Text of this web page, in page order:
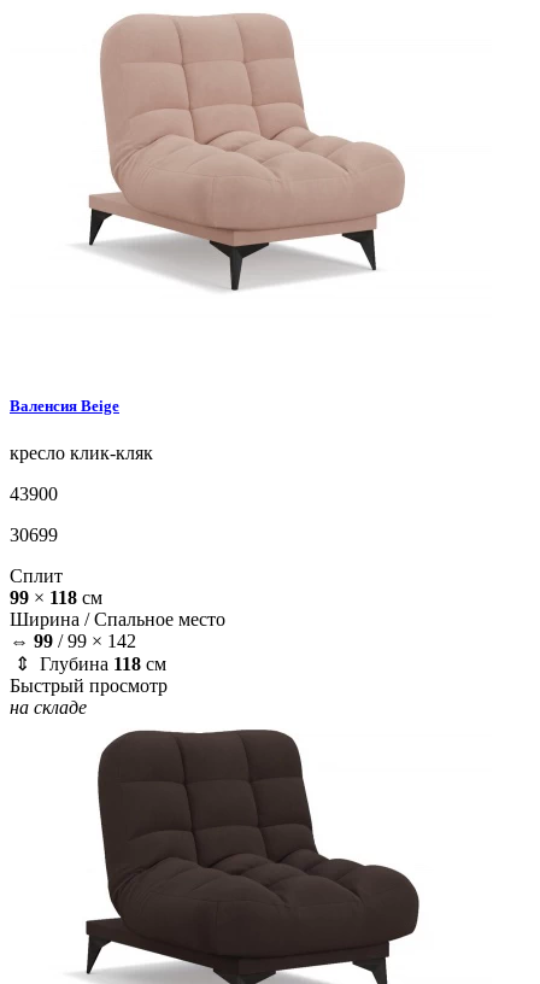
Валенсия Beige
кресло клик-кляк
43900
30699
Сплит
99 × 118 см
Ширина /Спальное место
⇔ 99 /99 × 142
⇕ Глубина 118 см
Быстрый просмотр
на складе